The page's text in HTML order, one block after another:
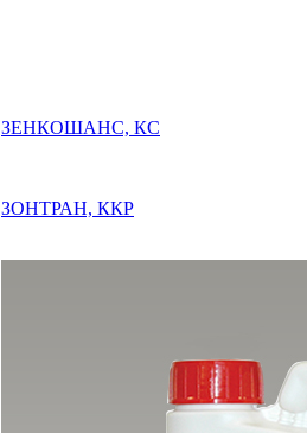
ЗЕНКОШАНС, КС
ЗОНТРАН, ККР